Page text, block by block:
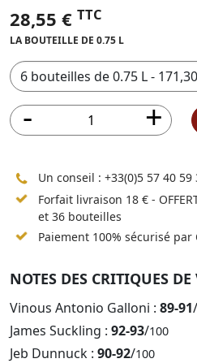
28,55 € TTC
LA BOUTEILLE DE 0.75 L
Un conseil : +33(0)5 57 40 59
Forfait livraison 18 € -
et 36 bouteilles
Paiement 100% sécurisé par
NOTES DES CRITIQUES
Vinous Antonio Galloni : 89-91/
James Suckling : 92-93/100
Jeb Dunnuck : 90-92/100